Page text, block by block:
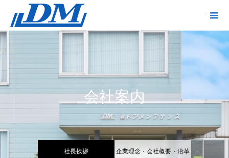
会社案内
社長挨拶 企業理念・会社概要・沿革